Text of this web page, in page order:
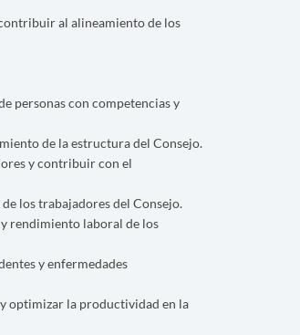
al alineamiento de los
personas con competencias y
de la estructura del Consejo.
y contribuir con el
los trabajadores del Consejo.
rendimiento laboral de los
y enfermedades
optimizar la productividad en la